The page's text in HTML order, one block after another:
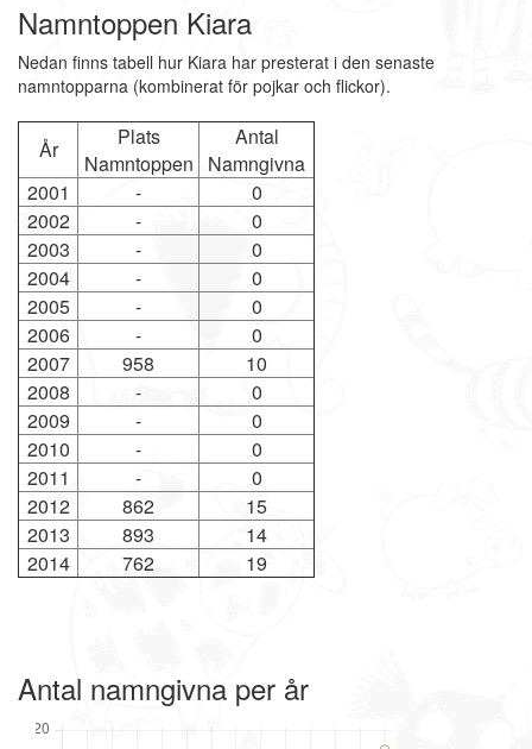
Namntoppen Kiara
Nedan finns tabell hur Kiara har presterat i den senaste
namntopparna (kombinerat för pojkar och flickor).
År
Plats
Namntoppen
Antal
Namngivna
2001
-
0
2002
-
0
2003
-
0
2004
-
0
2005
-
0
2006
-
0
2007
958
10
2008
-
0
2009
-
0
2010
-
0
2011
-
0
2012
862
15
2013
893
14
2014
762 19
Antal namngivna per år